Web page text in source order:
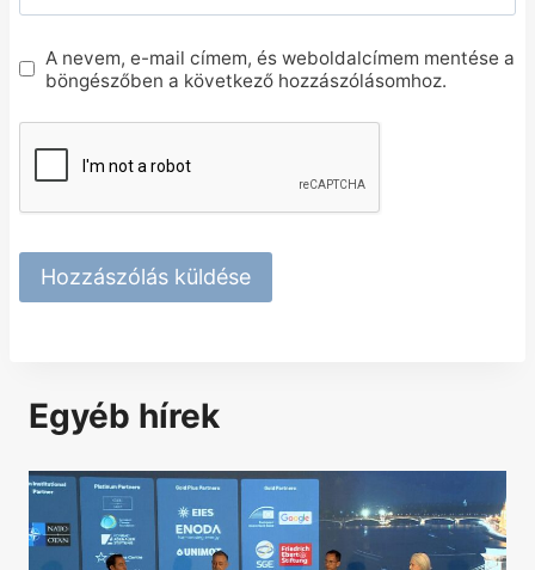
A nevem, e-mail címem, és weboldalcímem mentése a
böngészőben a következő hozzászólásomhoz.
Egyéb hírek